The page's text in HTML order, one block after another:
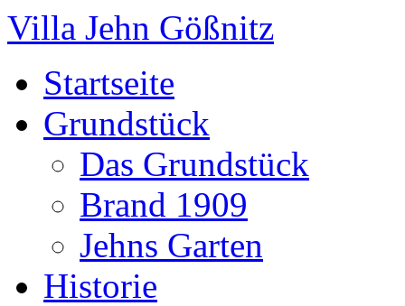
Villa Jehn Gößnitz
Startseite
Grundstück
Das Grundstück
Brand 1909
Jehns Garten
Historie